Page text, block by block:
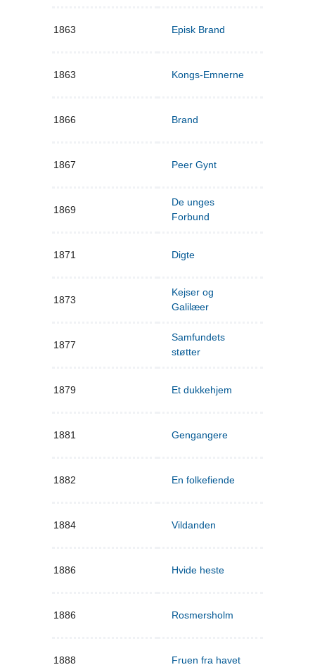
1863 Episk Brand
1863 Kongs-Emnerne
1866 Brand
1867 Peer Gynt
1869
De unges
Forbund
1871 Digte
1873
Kejser og
Galilæer
1877
Samfundets
støtter
1879 Et dukkehjem
1881 Gengangere
1882 En folkefiende
1884 Vildanden
1886 Hvide heste
1886 Rosmersholm
1888 Fruen fra havet